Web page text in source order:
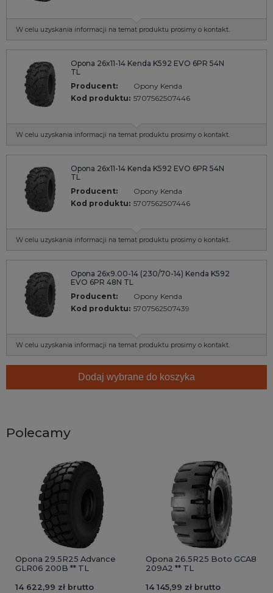
W celu uzyskania informacji na temat produktu prosimy o kontakt.
Opona 26x11-14 Kenda K592 EVO 6PR 54N
TL
Producent:
Opony Kenda
Kod produktu: 5707562507446
W celu uzyskania informacji na temat produktu prosimy o kontakt.
Opona 26x11-14 Kenda K592 EVO 6PR 54N
TL
Producent:
Opony Kenda
Kod produktu: 5707562507446
W celu uzyskania informacji na temat produktu prosimy o kontakt.
Opona 26x9.00-14 (230/70-14) Kenda K592
EVO 6PR 48N TL
Producent:
Opony Kenda
Kod produktu: 5707562507439
W celu uzyskania informacji na temat produktu prosimy o kontakt.
Dodaj wybrane do koszyka
Polecamy
Opona 29.5R25 Advance
GLR06 200B ** TL
14 622,99 zł brutto
Opona 26.5R25 Boto GCA8
209A2 ** TL
14 145,99 zł brutto